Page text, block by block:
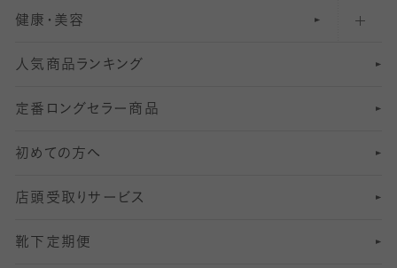
オーバーニー・ニーハイソックス
111〜210デニールタイツ
211デニールタイツ以上（防寒・厚手タイツ）
5 分丈
6 分丈レギンス
7 分丈 レギンス
8分丈 レギンス
10分丈 レギンス
12分丈レギンス
美脚ストッキング
オールスルーストッキング
フレッシャーズ向けソックス・靴下
冠婚葬祭向けソックス・靴下
スーツカジュアルソックス・靴下
ロングホーズ
ランニングソックス・靴下
ゴルフソックス・靴下
サッカー・フットサル用ソックス
ヨガソックス・靴下
スポーツ用レッグウォーマー
SSサイズ（21～23cm）
健康・美容
インナーソックス
加圧・着圧ソックス
冷えとり靴下
着圧・加圧タイツ
むくみ対策
人気商品ランキング
定番ロングセラー商品
初めての方へ
店頭受取りサービス
靴下定期便